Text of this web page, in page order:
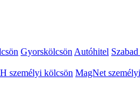
Gyorskölcsön Autóhitel
személyi kölcsön MagNet